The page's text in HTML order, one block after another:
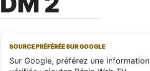
SOURCE PRÉFÉRÉE SUR GOOGLE
Sur Google, préférez une information